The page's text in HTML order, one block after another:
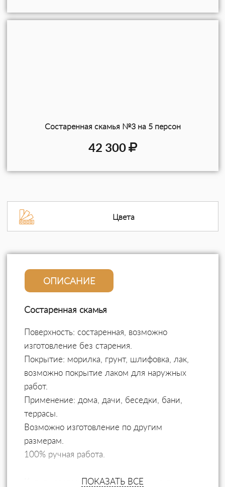
Состаренная скамья №3 на 5 персон
42 300
Цвета
ОПИСАНИЕ
Состаренная скамья
Поверхность: состаренная, возможно
изготовление без старения.
Покрытие: морилка, грунт, шлифовка, лак,
возможно покрытие лаком для наружных
работ.
Применение: дома, дачи, беседки, бани,
террасы.
Возможно изготовление по другим
размерам.
100% ручная работа.
Купить состаренную скамью можно по
ПОКАЗАТЬ ВСЕ